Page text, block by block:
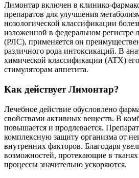
Лимонтар включен в клинико-
препаратов для улучшения
нозологической классификации
изложенной в федеральном регистре
(РЛС), применяется он
различного рода интоксикаций. В
химической классификации (ATX)
стимуляторам аппетита.
Как действует Лимонтар?
Лечебное действие обусловлено
свойствами активных веществ. В
повышается и продлевается.
комплексную защиту организма от
внутренних факторов. Благодаря
возможностей, протекающие в
процессы значительно ускоряются.